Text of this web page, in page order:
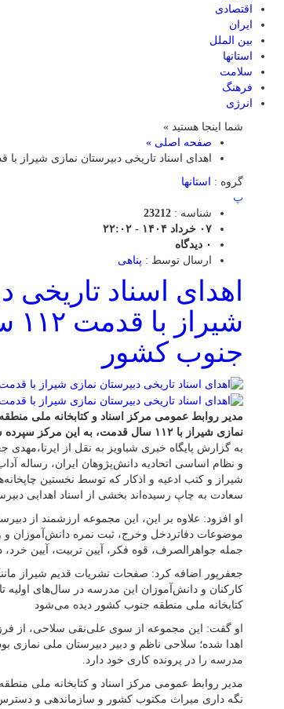
اقتصادی
ایران
بین الملل
استانها
سلامت
فرهنگ
انرژی
شما اینجا هستید »
صفحه اصلی »
اهدای اسناد تاریخی دبیرستان نمازی شیراز با قدمت ۱۱۲ سال به مرکز اسناد
گروه :
استانها
پ
شناسه : 23212
۰۷ خرداد ۱۴۰۴ - ۲۲:۰۲
۰ دیدگاه
ارسال توسط : پناهی
اهدای اسناد تاریخی
جنوب کشور
مدیر روابط عمومی مرکز اسناد و کتابخانه ملی
نمازی شیراز با ۱۱۲ سال قدمت، به این مرکز سپرده شد.
به گزارش پایگاه خبری شباویز به نقل از ایرنا،مهدی
و نظام اساسی اتحادیه دانش‌پژوهان ایران، رساله
شیراز و کتب ادعیه و اذکار که توسط نخستین
سعادت به چاپ رسیده‌اند بخشی از اسناد اهدایی
او افزود: علاوه بر این، این مجموعه ارزشمند از
موضوعات دفاتردخل‌ وخرج، ثبت نمره دانش‌آموزان
جمله جواهرالصرف، قوه فکر، آیین تربیت، آیین خرد،
جعفرپور اضافه کرد: صفحات نشریات قدیم شیراز
کارکنان و دانش‌آموزان این مدرسه در سال‌های اولیه
کتابخانه ملی منطقه جنوب کشور دیده می‌شود
او گفت: این مجموعه از سوی علی‌نقی سلاحی، از
اهدا شده؛ سلاحی ناظم و دبیر دبیرستان ملی نمازی
مدرسه را در پرونده کاری خود دارد.
مدیر روابط عمومی مرکز اسناد و کتابخانه ملی
نگه داری میراث مکتوب کشور و سازماندهی و